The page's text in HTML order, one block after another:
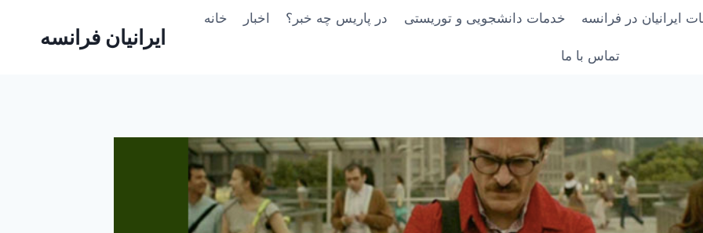
ایرانیان فرانسه
خانه اخبار در پاریس چه خبر؟ خدمات دانشجویی و توریستی ایرانیان در فرانسه
تماس با ما